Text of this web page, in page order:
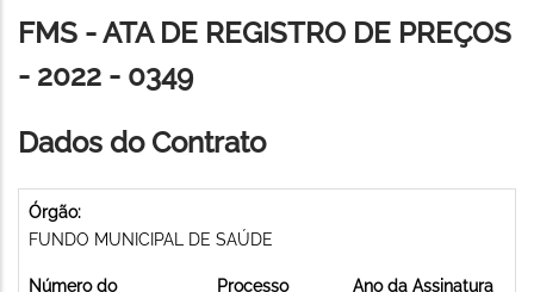
de
navegação
FMS - ATA DE REGISTRO DE PREÇOS
- 2022 - 0349
Dados do Contrato
Órgão:
FUNDO MUNICIPAL DE SAÚDE
Número do
Processo
Ano da Assinatura